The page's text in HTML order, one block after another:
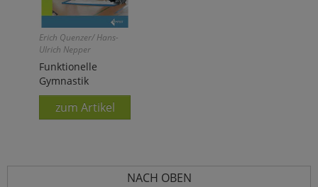
Erich Quenzer/ Hans-
Ulrich Nepper
Funktionelle
Gymnastik
zum Artikel
NACH OBEN